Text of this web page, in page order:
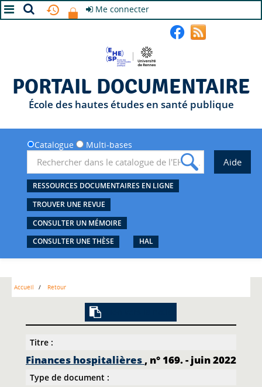
Me connecter
PORTAIL DOCUMENTAIRE
École des hautes études en santé publique
Catalogue Multi-bases
RESSOURCES DOCUMENTAIRES EN LIGNE
TROUVER UNE REVUE
CONSULTER UN MÉMOIRE
CONSULTER UNE THÈSE
HAL
Accueil Retour
Titre :
Finances hospitalières , n° 169. - juin 2022
Type de document :